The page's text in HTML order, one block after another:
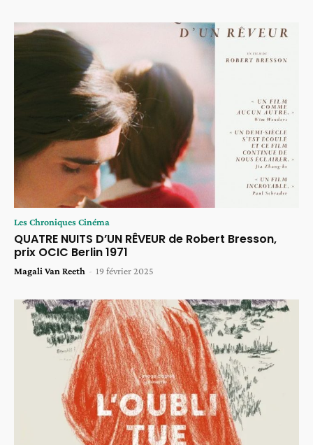
Les Chroniques Cinéma
QUATRE NUITS D’UN RÊVEUR de Robert Bresson,
prix OCIC Berlin 1971
Magali Van Reeth - 19 février 2025